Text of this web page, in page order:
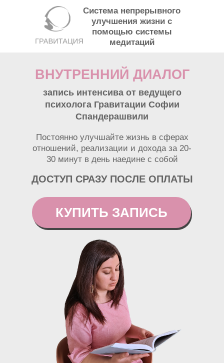
Система непрерывного
улучшения жизни с
помощью системы
медитаций
ДОСТУП СРАЗУ ПОСЛЕ ОПЛАТЫ
запись интенсива от ведущего
психолога Гравитации Софии
Спандерашвили
ВНУТРЕННИЙ ДИАЛОГ
Постоянно улучшайте жизнь в сферах
отношений, реализации и дохода за 20-
30 минут в день наедине с собой
КУПИТЬ ЗАПИСЬ